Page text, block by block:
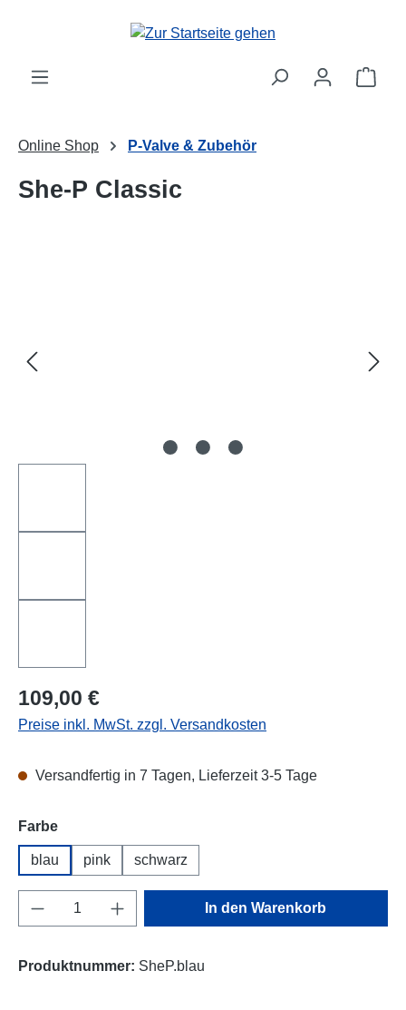
Zum Hauptinhalt springen
Online Shop P-Valve & Zubehör
She-P Classic
Regulärer Preis:
109,00 €
Preise inkl. MwSt. zzgl. Versandkosten
Versandfertig in 7 Tagen, Lieferzeit 3-5 Tage
Farbeauswählen
blau pink schwarz
Produkt Anzahl: Gib den gewünschten
In den Warenkorb
Produktnummer: SheP.blau